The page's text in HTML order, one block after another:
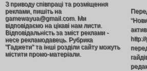
З приводу співпраці та розміщення
реклами, пишіть на
gamewayua@gmail.com. Ми
відповідаємо на цікаві нам листи.
Відповідальність за зміст реклами -
несе рекламодавець. Рубрика
"Гаджети" та інші розділи сайту можуть
містити промо-матеріали.